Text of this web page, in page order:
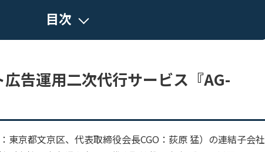
目次
告運用二次代行サービス『AG-
東京都文京区、代表取締役会長CGO：荻原 猛）の連結子会社